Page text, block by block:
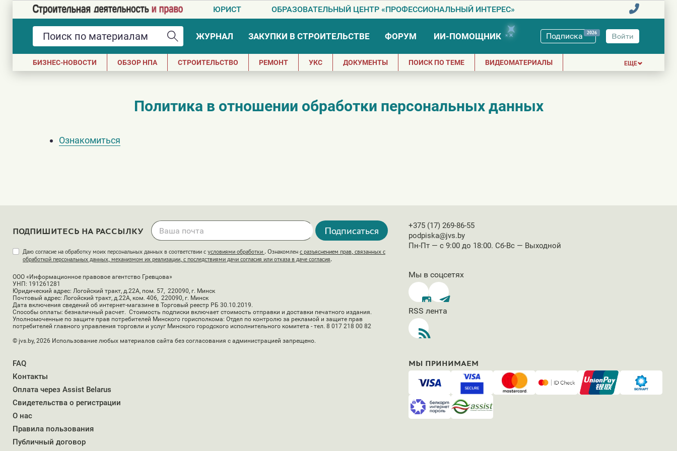
ЮРИСТ ОБРАЗОВАТЕЛЬНЫЙ ЦЕНТР «ПРОФЕССИОНАЛЬНЫЙ ИНТЕРЕС»
ЖУРНАЛ ЗАКУПКИ В СТРОИТЕЛЬСТВЕ ФОРУМ ИИ-ПОМОЩНИК Подписка 2026 Войти
БИЗНЕС-НОВОСТИ ОБЗОР НПА СТРОИТЕЛЬСТВО РЕМОНТ УКС ДОКУМЕНТЫ ПОИСК ПО ТЕМЕ ВИДЕОМАТЕРИАЛЫ ЕЩЕ
Политика в отношении обработки персональных данных
Ознакомиться
ПОДПИШИТЕСЬ НА РАССЫЛКУ Подписаться
Даю согласие на обработку моих персональных данных в соответствии с условиями обработки . Ознакомлен с разъяснением прав, связанных с
обработкой персональных данных, механизмом их реализации, с последствиями дачи согласия или отказа в даче согласия.
ООО «Информационное правовое агентство Гревцова»
УНП: 191261281
Юридический адрес: Логойский тракт, д.22А, пом. 57, 220090, г. Минск
Почтовый адрес: Логойский тракт, д.22А, ком. 406, 220090, г. Минск
Дата включения сведений об интернет-магазине в Торговый реестр РБ 30.10.2019.
Способы оплаты: безналичный расчет. Стоимость подписки включает стоимость отправки и доставки печатного издания.
Уполномоченные по защите прав потребителей Минского горисполкома: Отдел по контролю за рекламой и защите прав
потребителей главного управления торговли и услуг Минского городского исполнительного комитета - тел. 8 017 218 00 82
© jvs.by, 2026 Использование любых материалов сайта без согласования с администрацией запрещено.
+375 (17) 269-86-55
podpiska@jvs.by
Пн-Пт — с 9:00 до 18:00. Сб-Вс — Выходной
Мы в соцсетях
RSS лента
FAQ
Контакты
Оплата через Assist Belarus
Свидетельства о регистрации
О нас
Правила пользования
Публичный договор
МЫ ПРИНИМАЕМ